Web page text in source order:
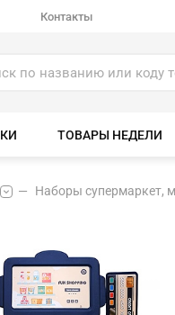
Контакты
ТОВАРЫ НЕДЕЛИ
Наборы супермаркет,